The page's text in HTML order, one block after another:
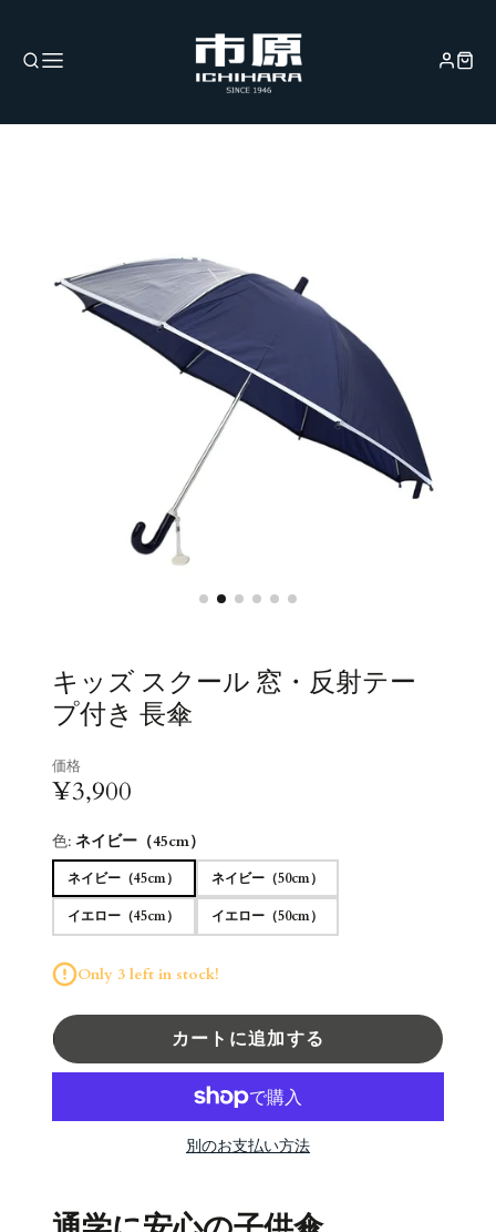
キッズ スクール 窓・反射テー
プ付き 長傘
価格
¥3,900
色: ネイビー（45cm）
ネイビー（45cm） ネイビー（50cm）
イエロー（45cm） イエロー（50cm）
Only 3 left in stock!
カートに追加する
別のお支払い方法